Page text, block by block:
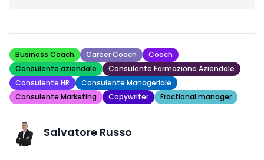
Business Coach Career Coach
Coach
Consulente aziendale
Consulente Formazione Aziendale
Consulente HR
Consulente Manageriale
Consulente Marketing
Copywriter Fractional manager
Salvatore Russo